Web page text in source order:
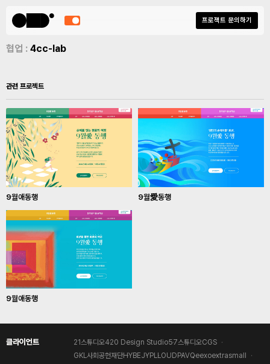
프로젝트 문의하기
협업 : 4cc-lab
관련 프로젝트
9월애동행 9월愛동행
9월애동행
클라이언트 21스튜디오420 Design Studio57스튜디오CGS
GKL사회공헌재단HYBEJYPLLOUD PAVQeexoextrasmall